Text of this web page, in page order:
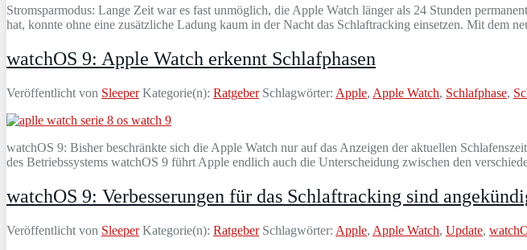
Stromsparmodus: Lange Zeit war es fast unmöglich, die Apple Watch länger als 24 Stunden
hat, konnte ohne eine zusätzliche Ladung kaum in der Nacht das Schlaftracking einsetzen. Mit dem
watchOS 9: Apple Watch erkennt Schlafphasen
Veröffentlicht von Sleeper Kategorie(n): RatgeberSchlagwörter: Apple, Apple Watch, Schlafphase,
watchOS 9: Bisher beschränkte sich die Apple Watch nur auf das Anzeigen der aktuellen
des Betriebssystems watchOS 9 führt Apple endlich auch die Unterscheidung zwischen den
watchOS 9: Verbesserungen für das Schlaftracking sind
Veröffentlicht von Sleeper Kategorie(n): RatgeberSchlagwörter: Apple, Apple Watch, Update,